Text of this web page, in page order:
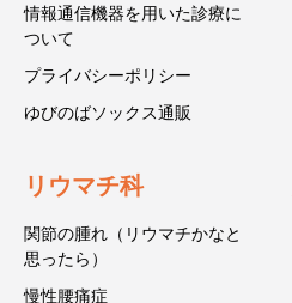
情報通信機器を用いた診療に
ついて
プライバシーポリシー
ゆびのばソックス通販
リウマチ科
関節の腫れ（リウマチかなと
思ったら）
慢性腰痛症